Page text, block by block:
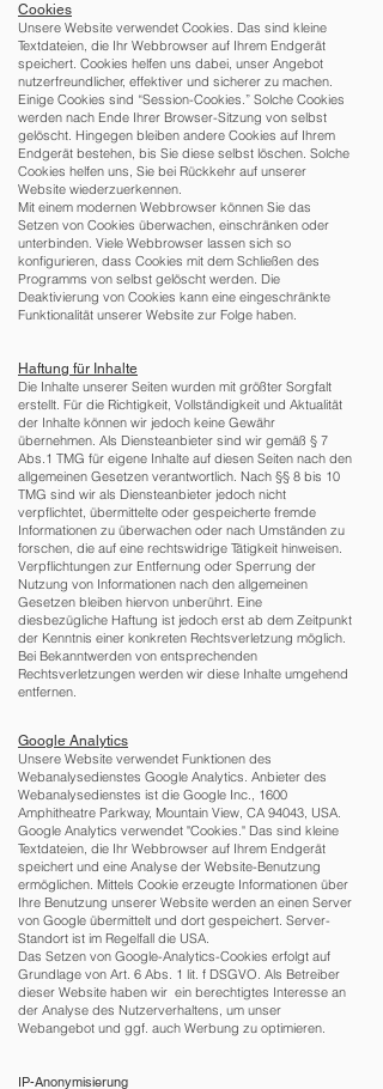
Cookies
Unsere Website verwendet Cookies. Das sind kleine
Textdateien, die Ihr Webbrowser auf Ihrem Endgerät
speichert. Cookies helfen uns dabei, unser Angebot
nutzerfreundlicher, effektiver und sicherer zu machen.
Einige Cookies sind “Session-Cookies.” Solche Cookies
werden nach Ende Ihrer Browser-Sitzung von selbst
gelöscht. Hingegen bleiben andere Cookies auf Ihrem
Endgerät bestehen, bis Sie diese selbst löschen. Solche
Cookies helfen uns, Sie bei Rückkehr auf unserer
Website wiederzuerkennen.
Mit einem modernen Webbrowser können Sie das
Setzen von Cookies überwachen, einschränken oder
unterbinden. Viele Webbrowser lassen sich so
konfigurieren, dass Cookies mit dem Schließen des
Programms von selbst gelöscht werden. Die
Deaktivierung von Cookies kann eine eingeschränkte
Funktionalität unserer Website zur Folge haben.
Haftung für Inhalte
Die Inhalte unserer Seiten wurden mit größter Sorgfalt
erstellt. Für die Richtigkeit, Vollständigkeit und Aktualität
der Inhalte können wir jedoch keine Gewähr
übernehmen. Als Diensteanbieter sind wir gemäß § 7
Abs.1 TMG für eigene Inhalte auf diesen Seiten nach den
allgemeinen Gesetzen verantwortlich. Nach §§ 8 bis 10
TMG sind wir als Diensteanbieter jedoch nicht
verpflichtet, übermittelte oder gespeicherte fremde
Informationen zu überwachen oder nach Umständen zu
forschen, die auf eine rechtswidrige Tätigkeit hinweisen.
Verpflichtungen zur Entfernung oder Sperrung der
Nutzung von Informationen nach den allgemeinen
Gesetzen bleiben hiervon unberührt. Eine
diesbezügliche Haftung ist jedoch erst ab dem Zeitpunkt
der Kenntnis einer konkreten Rechtsverletzung möglich.
Bei Bekanntwerden von entsprechenden
Rechtsverletzungen werden wir diese Inhalte umgehend
entfernen.
Google Analytics
Unsere Website verwendet Funktionen des
Webanalysedienstes Google Analytics. Anbieter des
Webanalysedienstes ist die Google Inc., 1600
Amphitheatre Parkway, Mountain View, CA 94043, USA.
Google Analytics verwendet "Cookies." Das sind kleine
Textdateien, die Ihr Webbrowser auf Ihrem Endgerät
speichert und eine Analyse der Website-Benutzung
ermöglichen. Mittels Cookie erzeugte Informationen über
Ihre Benutzung unserer Website werden an einen Server
von Google übermittelt und dort gespeichert. Server-
Standort ist im Regelfall die USA.
Das Setzen von Google-Analytics-Cookies erfolgt auf
Grundlage von Art. 6 Abs. 1 lit. f DSGVO. Als Betreiber
dieser Website haben wir ein berechtigtes Interesse an
der Analyse des Nutzerverhaltens, um unser
Webangebot und ggf. auch Werbung zu optimieren.
IP-Anonymisierung